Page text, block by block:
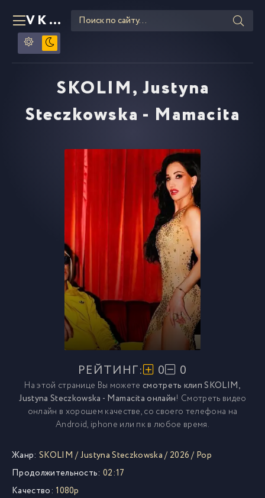
VKLIPE RU
SKOLIM, Justyna
Steczkowska - Mamacita
РЕЙТИНГ: 0 0
На этой странице Вы можете смотреть клип SKOLIM,
Justyna Steczkowska - Mamacita онлайн! Смотреть видео
онлайн в хорошем качестве, со своего телефона на
Android, iphone или пк в любое время.
Жанр: SKOLIM /Justyna Steczkowska/ 2026/ Pop
Продолжительность: 02:17
Качество: 1080p